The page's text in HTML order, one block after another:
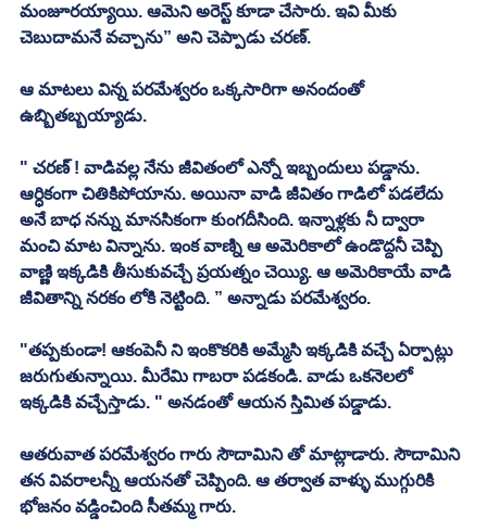
మంజూరయ్యాయి. ఆమెని అరెస్ట్ కూడా చేసారు. ఇవి మీకు
చెబుదామనే వచ్చాను” అని చెప్పాడు చరణ్.
ఆ మాటలు విన్న పరమేశ్వరం ఒక్కసారిగా అనందంతో
ఉబ్బితబ్బయ్యాడు.
" చరణ్ ! వాడివల్ల నేను జీవితంలో ఎన్నో ఇబ్బందులు పడ్డాను.
ఆర్ధికంగా చితికిపోయాను. అయినా వాడి జీవితం గాడిలో పడలేదు
అనే బాధ నన్ను మానసికంగా కుంగదీసింది. ఇన్నాళ్లకు నీ ద్వారా
మంచి మాట విన్నాను. ఇంక వాణ్ని ఆ అమెరికాలో ఉండొద్దనీ చెప్పి
వాణ్ణి ఇక్కడికి తీసుకువచ్చే ప్రయత్నం చెయ్యి. ఆ అమెరికాయే వాడి
జీవితాన్ని నరకం లోకి నెట్టింది. ” అన్నాడు పరమేశ్వరం.
"తప్పకుండా! ఆకంపెనీ ని ఇంకొకరికి అమ్మేసి ఇక్కడికి వచ్చే ఏర్పాట్లు
జరుగుతున్నాయి. మీరేమి గాబరా పడకండి. వాడు ఒకనెలలో
ఇక్కడికి వచ్చేస్తాడు. " అనడంతో ఆయన స్తిమిత పడ్డాడు.
ఆతరువాత పరమేశ్వరం గారు సౌదామిని తో మాట్లాడారు. సౌదామిని
తన వివరాలన్నీ ఆయనతో చెప్పింది. ఆ తర్వాత వాళ్ళు ముగ్గురికి
భోజనం వడ్డించింది సీతమ్మ గారు.